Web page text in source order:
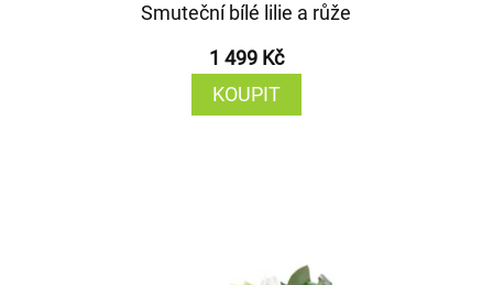
Smuteční bílé lilie a růže
1 499 Kč
KOUPIT